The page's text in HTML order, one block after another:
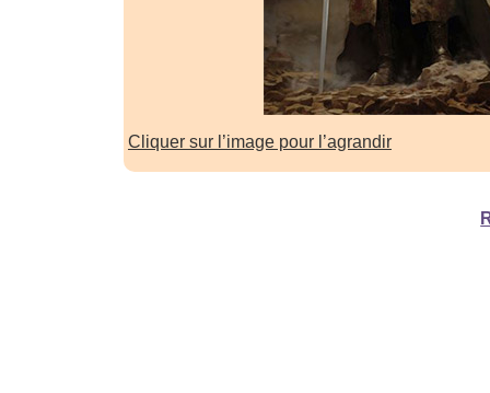
Cliquer sur l’image pour l’agrandir